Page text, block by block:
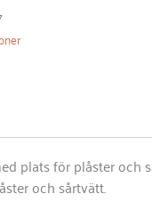
plats för plåster och
och sårtvätt.